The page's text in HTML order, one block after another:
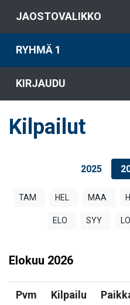
JAOSTOVALIKKO
RYHMÄ 1
KIRJAUDU
Kilpailut
2025
TAM HEL MAA
ELO SYY
Elokuu 2026
Pvm Kilpailu